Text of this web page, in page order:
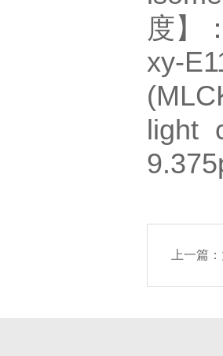
度】
xy-
light
上一篇：